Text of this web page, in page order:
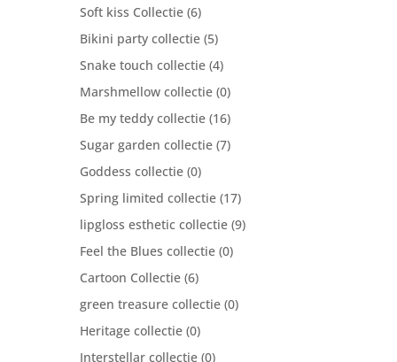
Soft kiss Collectie (6)
Bikini party collectie (5)
Snake touch collectie (4)
Marshmellow collectie (0)
Be my teddy collectie (16)
Sugar garden collectie (7)
Goddess collectie (0)
Spring limited collectie (17)
lipgloss esthetic collectie (9)
Feel the Blues collectie (0)
Cartoon Collectie (6)
green treasure collectie (0)
Heritage collectie (0)
Interstellar collectie (0)